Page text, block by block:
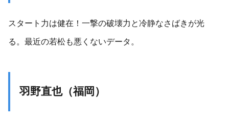
スタート力は健在！一撃の破壊力と冷静なさばきが光
る。最近の若松も悪くないデータ。
羽野直也（福岡）